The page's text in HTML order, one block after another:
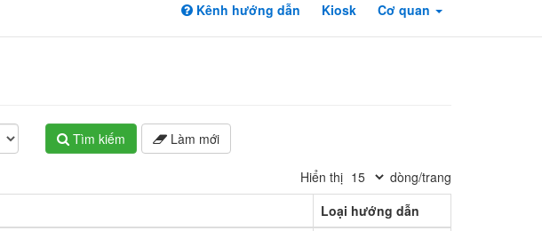
Kênh hướng dẫn Kiosk Cơ quan
Tìm kiếm Làm mới
Hiển thị
dòng/trang
Loại hướng dẫn